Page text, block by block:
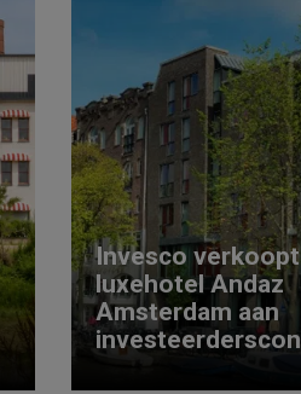
Invesco verkoopt
luxehotel Andaz
Amsterdam aan